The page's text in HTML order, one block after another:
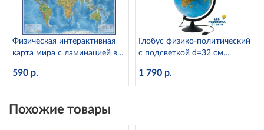
Физическая интерактивная
карта мира с ламинацией в
590 р.
Глобус физико-политический
с подсветкой d=32 см
1 790 р.
Похожие товары